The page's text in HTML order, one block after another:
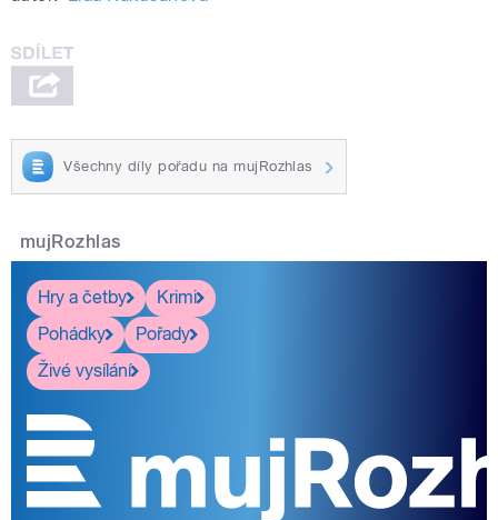
Všechny díly pořadu na mujRozhlas
mujRozhlas
Hry a četby
Krimi
Pohádky
Pořady
Živé vysílání